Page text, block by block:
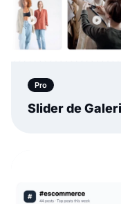
Pro
Slider de